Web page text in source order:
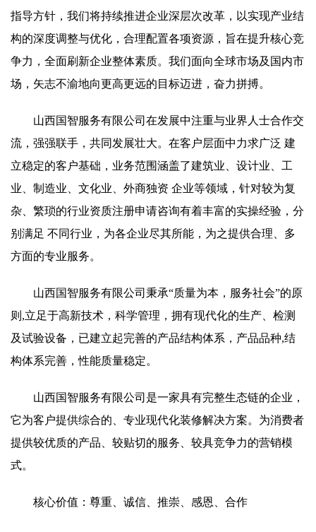
指导方针，我们将持续推进企业深层次改革，以实现产业结
构的深度调整与优化，合理配置各项资源，旨在提升核心竞
争力，全面刷新企业整体素质。我们面向全球市场及国内市
场，矢志不渝地向更高更远的目标迈进，奋力拼搏。
山西国智服务有限公司在发展中注重与业界人士合作交
流，强强联手，共同发展壮大。在客户层面中力求广泛 建
立稳定的客户基础，业务范围涵盖了建筑业、设计业、工
业、制造业、文化业、外商独资 企业等领域，针对较为复
杂、繁琐的行业资质注册申请咨询有着丰富的实操经验，分
别满足 不同行业，为各企业尽其所能，为之提供合理、多
方面的专业服务。
山西国智服务有限公司秉承“质量为本，服务社会”的原
则,立足于高新技术，科学管理，拥有现代化的生产、检测
及试验设备，已建立起完善的产品结构体系，产品品种,结
构体系完善，性能质量稳定。
山西国智服务有限公司是一家具有完整生态链的企业，
它为客户提供综合的、专业现代化装修解决方案。为消费者
提供较优质的产品、较贴切的服务、较具竞争力的营销模
式。
核心价值：尊重、诚信、推崇、感恩、合作